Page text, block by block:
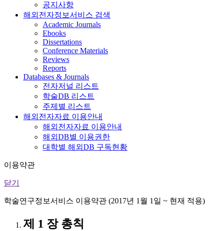
공지사항
해외전자정보서비스 검색
Academic Journals
Ebooks
Dissertations
Conference Materials
Reviews
Reports
Databases & Journals
전자저널 리스트
학술DB 리스트
주제별 리스트
해외전자자료 이용안내
해외전자자료 이용안내
해외DB별 이용권한
대학별 해외DB 구독현황
이용약관
닫기
학술연구정보서비스 이용약관 (2017년 1월 1일 ~ 현재 적용)
제 1 장 총칙